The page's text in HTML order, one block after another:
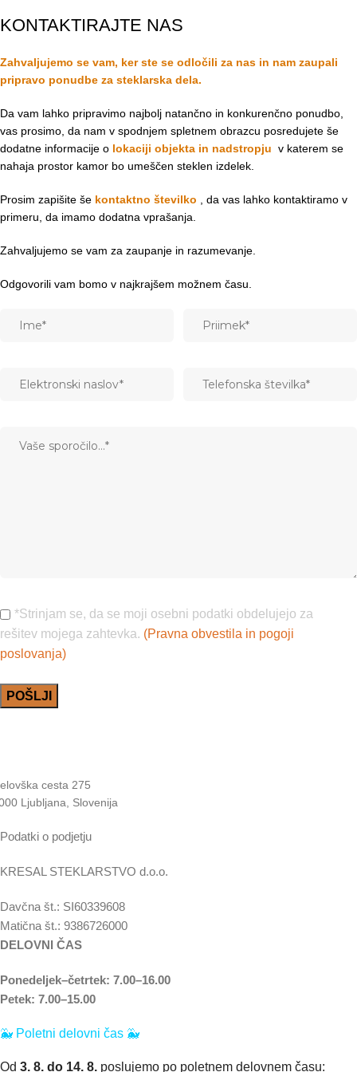
KONTAKTIRAJTE NAS
Zahvaljujemo se vam, ker ste se odločili za nas in nam zaupali
pripravo ponudbe za steklarska dela.
Da vam lahko pripravimo najbolj natančno in konkurenčno ponudbo,
vas prosimo, da nam v spodnjem spletnem obrazcu posredujete še
dodatne informacije o lokaciji objekta in nadstropju v katerem se
nahaja prostor kamor bo umeščen steklen izdelek.
Prosim zapišite še kontaktno številko , da vas lahko kontaktiramo v
primeru, da imamo dodatna vprašanja.
Zahvaljujemo se vam za zaupanje in razumevanje.
Odgovorili vam bomo v najkrajšem možnem času.
*Strinjam se, da se moji osebni podatki obdelujejo za
rešitev mojega zahtevka. (Pravna obvestila in pogoji
poslovanja)
cesta 275
Ljubljana, Slovenija
Podatki o podjetju
KRESAL STEKLARSTVO d.o.o.
Davčna št.: SI60339608
Matična št.: 9386726000
DELOVNI ČAS
Ponedeljek–četrtek: 7.00–16.00
Petek: 7.00–15.00
🐳 Poletni delovni čas 🐳
Od 3. 8. do 14. 8. poslujemo po poletnem delovnem času: